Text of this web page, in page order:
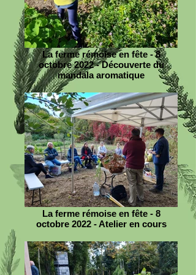
La ferme rémoise en fête - 8
octobre 2022 - Découverte du
mandala aromatique
La ferme rémoise en fête - 8
octobre 2022 - Atelier en cours